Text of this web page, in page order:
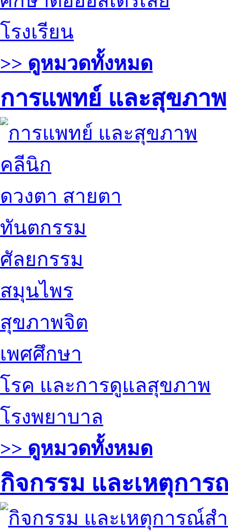
โรงเรียน
>> ดูหมวดทั้งหมด
การแพทย์ และสุขภาพ
คลีนิก
ดวงตา สายตา
ทันตกรรม
ศัลยกรรม
สมุนไพร
สุขภาพจิต
เพศศึกษา
โรค และการดูแลสุขภาพ
โรงพยาบาล
>> ดูหมวดทั้งหมด
กิจกรรม และเหตุกา